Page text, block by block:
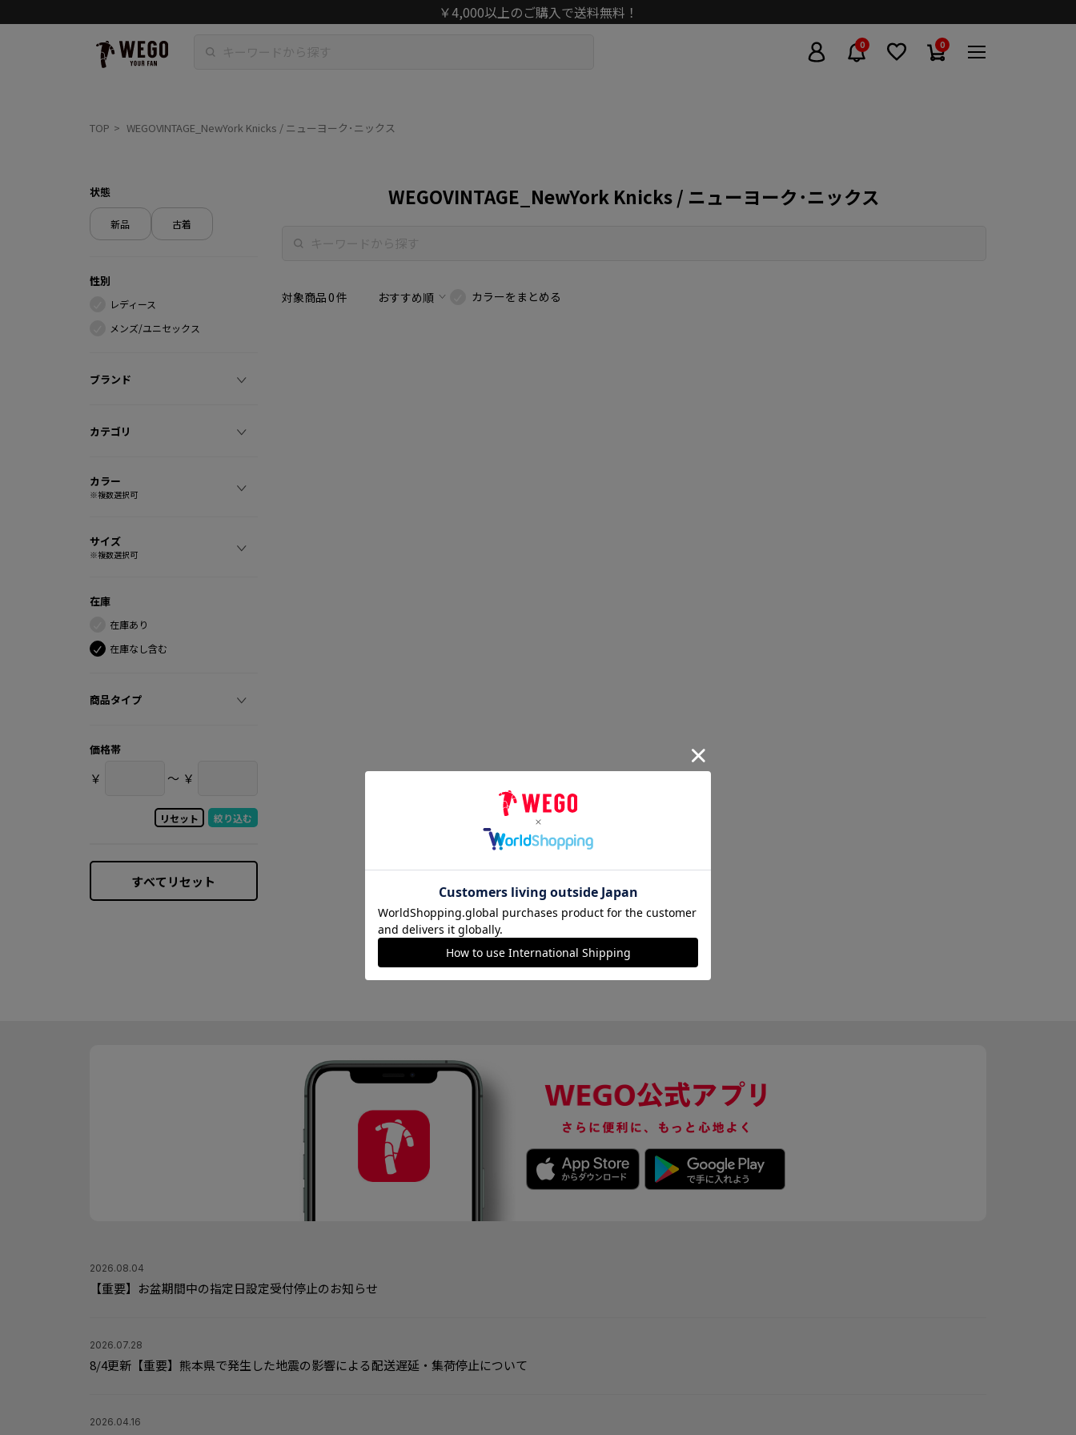
￥4,000以上のご購入で送料無料！
0 0
TOP WEGOVINTAGE_NewYork Knicks / ニューヨーク･ニックス
状態
新品 古着
性別
レディース
メンズ/ユニセックス
ブランド
カテゴリ
カラー
※複数選択可
サイズ
※複数選択可
在庫
在庫あり
在庫なし含む
商品タイプ
価格帯
￥ 〜 ￥
リセット 絞り込む
すべてリセット
WEGOVINTAGE_NewYork Knicks / ニューヨーク･ニックス
対象商品0件 カラーをまとめる
2026.08.04
【重要】お盆期間中の指定日設定受付停止のお知らせ
2026.07.28
8/4更新【重要】熊本県で発生した地震の影響による配送遅延・集荷停止について
2026.04.16